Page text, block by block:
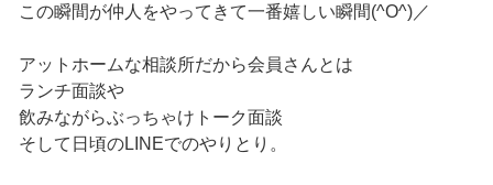
この瞬間が仲人をやってきて一番嬉しい瞬間(^O^)／
アットホームな相談所だから会員さんとは
ランチ面談や
飲みながらぶっちゃけトーク面談
そして日頃のLINEでのやりとり。